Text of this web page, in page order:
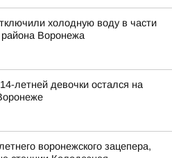
холодную воду в части
района Воронежа
летней девочки остался на
воронежского зацепера,